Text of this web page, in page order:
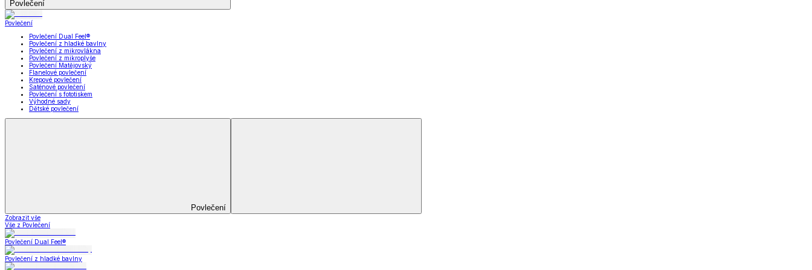
Koupelna
Koupelna
Ručníky a osušky
Koupelnové předložky
Koupelna
Zobrazit vše
Vše z Koupelna
Ručníky a osušky
Koupelnové předložky